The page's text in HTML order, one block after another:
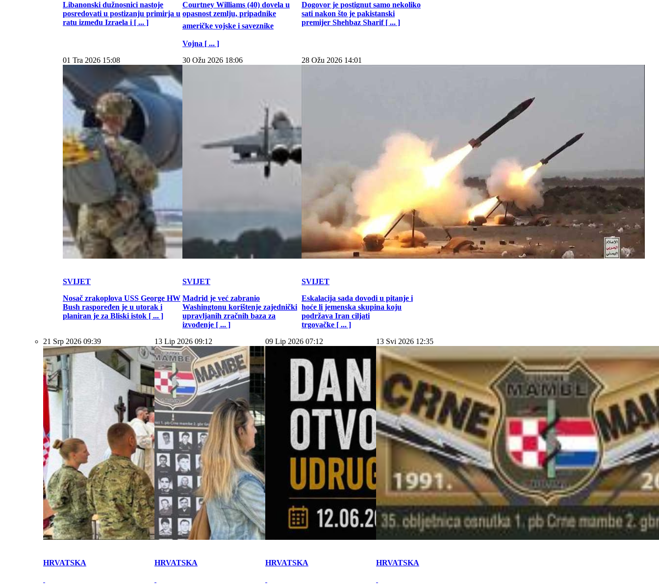
Libanonski dužnosnici nastoje
posredovati u postizanju primirja u
ratu između Izraela i [ ... ]
Courtney Williams (40) dovela u
opasnost zemlju, pripadnike
američke vojske i saveznike
Vojna [ ... ]
Dogovor je postignut samo nekoliko
sati nakon što je pakistanski
premijer Shehbaz Sharif [ ... ]
01 Tra 2026 15:08
SVIJET
Nosač zrakoplova USS George HW
Bush raspoređen je u utorak i
planiran je za Bliski istok [ ... ]
30 Ožu 2026 18:06
SVIJET
Madrid je već zabranio
Washingtonu korištenje zajednički
upravljanih zračnih baza za
izvođenje [ ... ]
28 Ožu 2026 14:01
SVIJET
Eskalacija sada dovodi u pitanje i
hoće li jemenska skupina koju
podržava Iran ciljati
trgovačke [ ... ]
21 Srp 2026 09:39
HRVATSKA
13 Lip 2026 09:12
HRVATSKA
09 Lip 2026 07:12
HRVATSKA
13 Svi 2026 12:35
HRVATSKA